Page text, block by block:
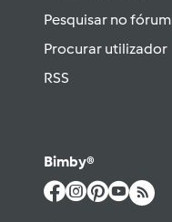
Pesquisar no fórum
Procurar utilizador
RSS
Bimby®